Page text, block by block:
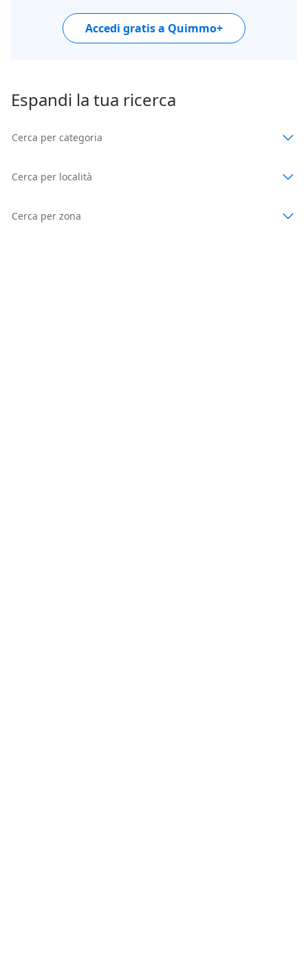
Accedi gratis a Quimmo+
Espandi la tua ricerca
Cerca per categoria
Cerca per località
Cerca per zona